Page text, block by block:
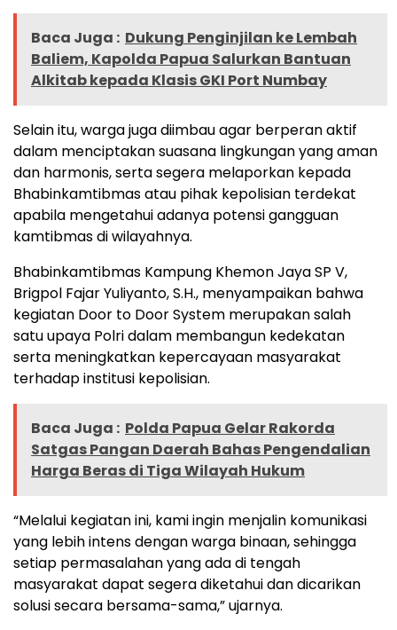
Baca Juga : Dukung Penginjilan ke Lembah
Baliem, Kapolda Papua Salurkan Bantuan
Alkitab kepada Klasis GKI Port Numbay
Selain itu, warga juga diimbau agar berperan aktif
dalam menciptakan suasana lingkungan yang aman
dan harmonis, serta segera melaporkan kepada
Bhabinkamtibmas atau pihak kepolisian terdekat
apabila mengetahui adanya potensi gangguan
kamtibmas di wilayahnya.
Bhabinkamtibmas Kampung Khemon Jaya SP V,
Brigpol Fajar Yuliyanto, S.H., menyampaikan bahwa
kegiatan Door to Door System merupakan salah
satu upaya Polri dalam membangun kedekatan
serta meningkatkan kepercayaan masyarakat
terhadap institusi kepolisian.
Baca Juga : Polda Papua Gelar Rakorda
Satgas Pangan Daerah Bahas Pengendalian
Harga Beras di Tiga Wilayah Hukum
“Melalui kegiatan ini, kami ingin menjalin komunikasi
yang lebih intens dengan warga binaan, sehingga
setiap permasalahan yang ada di tengah
masyarakat dapat segera diketahui dan dicarikan
solusi secara bersama-sama,” ujarnya.